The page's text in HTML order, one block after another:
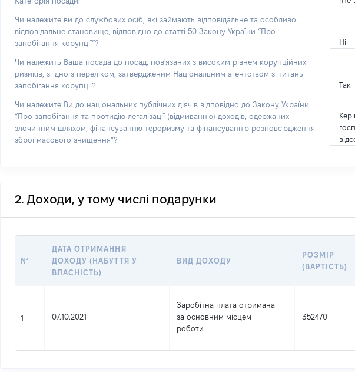
Чи належите ви до службових осіб, які займають відповідальне та особливо
відповідальне становище, відповідно до статті 50 Закону України “Про
запобігання корупції”?
Ні
Чи належить Ваша посада до посад, пов'язаних з високим рівнем корупційних
ризиків, згідно з переліком, затвердженим Національним агентством з питань
запобігання корупції?
Так
Чи належите Ви до національних публічних діячів відповідно до Закону України
“Про запобігання та протидію легалізації (відмиванню) доходів, одержаних
злочинним шляхом, фінансуванню тероризму та фінансуванню розповсюдження
зброї масового знищення”?
2. Доходи, у тому числі подарунки
№
ДАТА ОТРИМАННЯ
ДОХОДУ (НАБУТТЯ У
ВЛАСНІСТЬ)
ВИД ДОХОДУ
РОЗМІР
(ВАРТІСТЬ)
1 07.10.2021
Заробітна плата отримана
за основним місцем
роботи
352470